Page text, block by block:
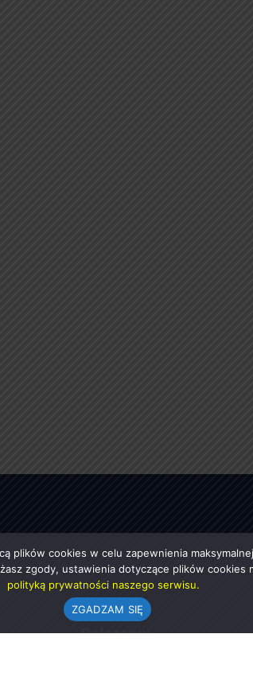
Polecamy
plików cookies w celu zapewnienia
zgody, ustawienia dotyczące plików
polityką prywatności naszego serwisu.
ZGADZAM SIĘ